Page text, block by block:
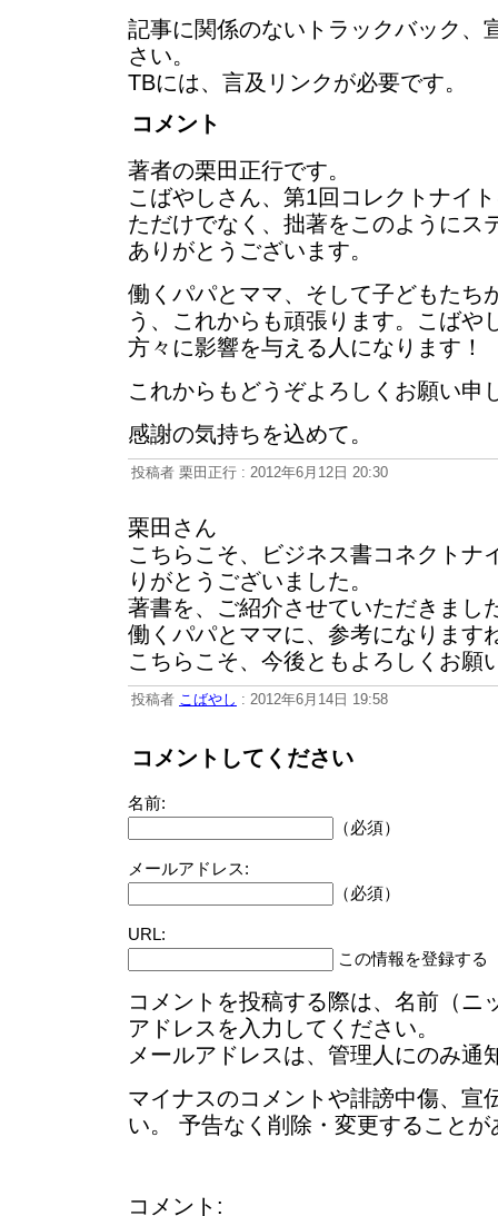
記事に関係のないトラックバック、
さい。
TBには、言及リンクが必要です。
コメント
著者の栗田正行です。
こばやしさん、第1回コレクトナイ
ただけでなく、拙著をこのようにス
ありがとうございます。
働くパパとママ、そして子どもたち
う、これからも頑張ります。こばや
方々に影響を与える人になります！
これからもどうぞよろしくお願い申
感謝の気持ちを込めて。
投稿者 栗田正行 : 2012年6月12日 20:30
栗田さん
こちらこそ、ビジネス書コネクトナ
りがとうございました。
著書を、ご紹介させていただきまし
働くパパとママに、参考になります
こちらこそ、今後ともよろしくお願
投稿者 こばやし : 2012年6月14日 19:58
コメントしてください
名前:
（必須）
メールアドレス:
（必須）
URL:
この情報を登録する
コメントを投稿する際は、名前（ニ
アドレスを入力してください。
メールアドレスは、管理人にのみ通
マイナスのコメントや誹謗中傷、宣
い。 予告なく削除・変更することが
コメント: